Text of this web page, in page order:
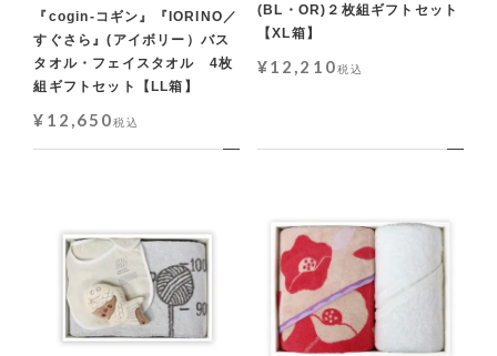
『cogin-コギン』『IORINO／
すぐさら』(アイボリー）バス
タオル・フェイスタオル 4枚
組ギフトセット【LL箱】
¥ 12,650税込
(BL・OR)２枚組ギフトセット
【XL箱】
¥12,210税込